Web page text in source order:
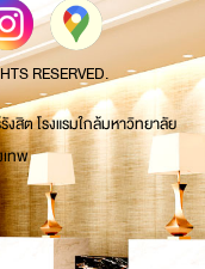
RESERVED.
สิต โรงแรมใกล้มหาวิทยาลัย
เทพ